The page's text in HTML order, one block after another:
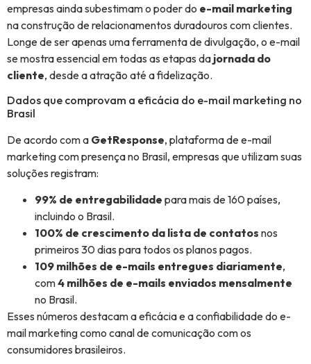
empresas ainda subestimam o poder do e-mail marketing
na construção de relacionamentos duradouros com clientes.
Longe de ser apenas uma ferramenta de divulgação, o e-mail
se mostra essencial em todas as etapas da jornada do
cliente, desde a atração até a fidelização.
Dados que comprovam a eficácia do e-mail marketing no
Brasil
De acordo com a GetResponse, plataforma de e-mail
marketing com presença no Brasil, empresas que utilizam suas
soluções registram:
99% de entregabilidade para mais de 160 países,
incluindo o Brasil.
100% de crescimento da lista de contatos nos
primeiros 30 dias para todos os planos pagos.
109 milhões de e-mails entregues diariamente,
com4 milhões de e-mails enviados mensalmente
no Brasil.
Esses números destacam a eficácia e a confiabilidade do e-
mail marketing como canal de comunicação com os
consumidores brasileiros.